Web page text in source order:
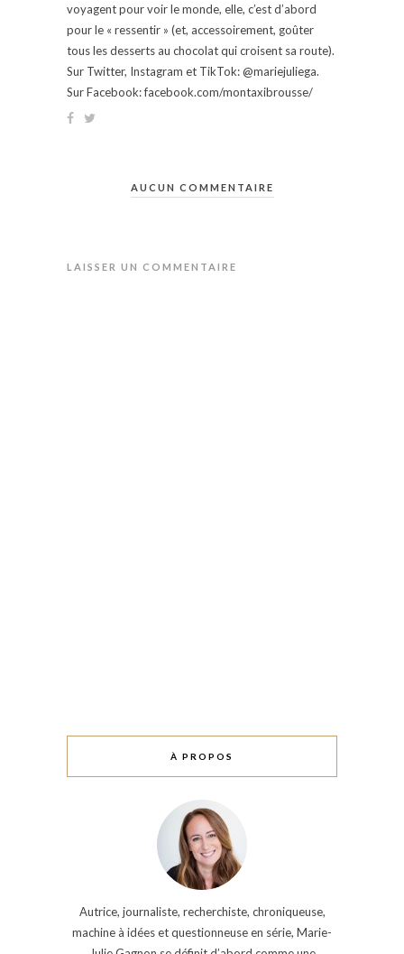
voyagent pour voir le monde, elle, c’est d’abord
pour le « ressentir » (et, accessoirement, goûter
tous les desserts au chocolat qui croisent sa route).
Sur Twitter, Instagram et TikTok: @mariejuliega.
Sur Facebook: facebook.com/montaxibrousse/
AUCUN COMMENTAIRE
LAISSER UN COMMENTAIRE
À PROPOS
Autrice, journaliste, recherchiste, chroniqueuse,
machine à idées et questionneuse en série, Marie-